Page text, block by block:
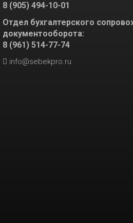
8 (905) 494-10-01
Отдел бухгалтерского
документооборота:
8 (961) 514-77-74
info@sebekpro.ru